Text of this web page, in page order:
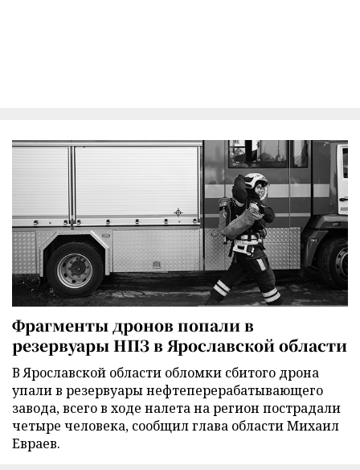
Фрагменты дронов попали в
резервуары НПЗ в Ярославской области
В Ярославской области обломки сбитого дрона
упали в резервуары нефтеперерабатывающего
завода, всего в ходе налета на регион пострадали
четыре человека, сообщил глава области Михаил
Евраев.